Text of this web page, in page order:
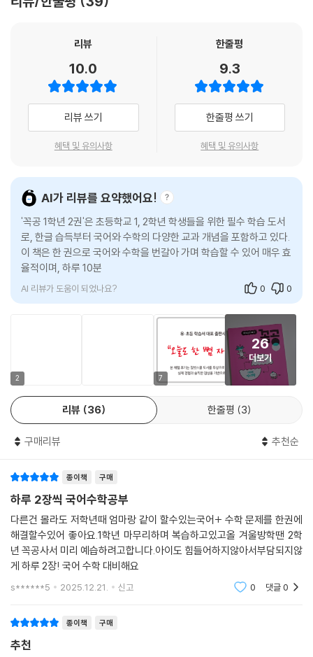
- 학습 계획의 어려움: 이 책 조금, 저 책 조금 하려면 매일매일 뭘 얼마나
《꼭공》은 이런 초등 저학년의 학습 비효율성을 확 줄이기 위해 기획되었습
1. 국어*수학 통합 구성: 초등 1, 2학년에게 '진짜 꼭 필요한' 핵심 학습 영역
10가지를 한 권에 다 담았기 때문이죠. 국어 따로, 수학 따로 여러 권 살 필
장 공간도 아끼고, 무엇보다 뭘 해야 할지 고민하는 시간 자체를 없애줍니
다. 이 시기 학습의 기초 체력을 다지는 데 필요한 내용이 딱 모여있으니까
효율적일 수밖에요!
2. 균형 잡힌 커리큘럼: 매일 국어와 수학을 번갈아 가면서 공부하게 되어
있어요. 특정 과목만 파고드는 게 아니라, 매일매일 읽기, 쓰기, 셈하기를
기반으로 국어&수학에 해당하는 핵심 근육을 골고루 키울 수 있게 설계했
습니다. 10가지 꼭공 능력을 균형 있게 학습하면 한쪽에 치우치지 않고 탄
3. 짧고 집중적인 분량: "하루 10분"이라는 명확한 목표 시간을 제안합니
다. 저학년 아이들은 긴 시간 집중하기 어렵고, 너무 많은 양을 시키면 금방
지쳐버리거든요. 《꼭공_꼭 필요한 공부》은 딱 필요한 만큼만, 매일 꾸준히
할 수 있는 분량으로 구성해서 아이가 지치지 않고 학습 습관을 기를 수 있
도록 돕습니다. 짧더라도 매일 하는 습관이 진짜 중요하지요!
4. 재미 요소로 몰입도 UP: 학습지에 어울릴까 싶은 꼭파와 양파공 캐릭터
한 팁을 즐겁게 제공함으로써 공부에 집중할 수 있게 합니다.
담고, 그걸 아이들 눈높이에 맞춰 매일 부담 없이 꾸준히 할 수 있게 구성해
서 '진짜 공부 효율'을 높여주는 학습계의 종합 비타민 젤리 같은 도서입니
다. 불필요한 과정과 비용은 줄이고, 꼭 필요한 학습 목표 달성에 집중할 수
니다.
리뷰
10.0
리뷰 쓰기
혜택 및 유의사항
한줄평
9.3
한줄평 쓰기
혜택 및 유의사항
AI가 리뷰를 요약했어요!
'꼭공 1학년 2권'은 초등학교 1, 2학년 학생들을 위한 필수 학습 도서
로, 한글 습득부터 국어와 수학의 다양한 교과 개념을 포함하고 있다.
이 책은 한 권으로 국어와 수학을 번갈아 가며 학습할 수 있어 매우 효
율적이며, 하루 10분 정도면 충분히 학습할 수 있어 부담이 적고
AI 리뷰가 도움이 되었나요? 0 0
2 7
26
더보기
리뷰 36 한줄평 3
구매리뷰 추천순
종이책 구매
하루 2장씩 국어수학공부
다른건 몰라도 저학년때 엄마랑 같이 할수있는국어+ 수학 문제를 한권에
해결할수있어 좋아요.1학년 마무리하며 복습하고있고올 겨울방학땐 2학
년 꼭공사서 미리 예습하려고합니다.아이도 힘들어하지않아서부담되지않
게 하루 2장! 국어 수학 대비해요
s******5 2025.12.21. 신고 0 댓글0
종이책 구매
추천